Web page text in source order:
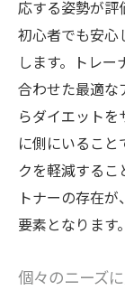
応する姿勢が評
初心者でも安心
します。トレ
合わせた最適な
らダイエット
に側にいるこ
クを軽減するこ
トナーの存在
要素となります。
個々のニーズ